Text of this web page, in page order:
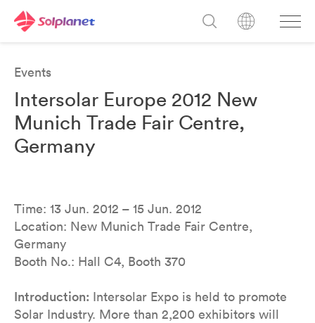
Events
Intersolar Europe 2012 New
Munich Trade Fair Centre,
Germany
Time: 13 Jun. 2012 – 15 Jun. 2012
Location: New Munich Trade Fair Centre,
Germany
Booth No.: Hall C4, Booth 370
Introduction: Intersolar Expo is held to promote
Solar Industry. More than 2,200 exhibitors will